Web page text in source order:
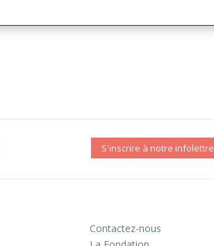
S'inscrire à notre infolettre
Contactez-nous